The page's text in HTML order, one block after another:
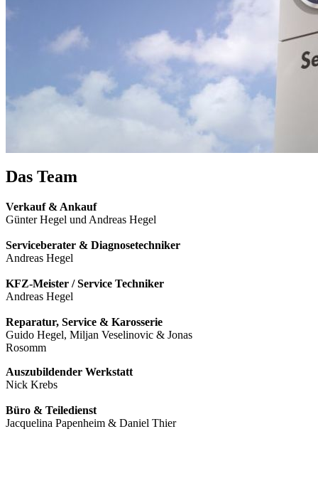
Das Team
Verkauf & Ankauf
Günter Hegel und Andreas Hegel
Serviceberater & Diagnosetechniker
Andreas Hegel
KFZ-Meister / Service Techniker
Andreas Hegel
Reparatur, Service & Karosserie
Guido Hegel, Miljan Veselinovic & Jonas
Rosomm
Auszubildender Werkstatt
Nick Krebs
Büro & Teiledienst
Jacquelina Papenheim & Daniel Thier